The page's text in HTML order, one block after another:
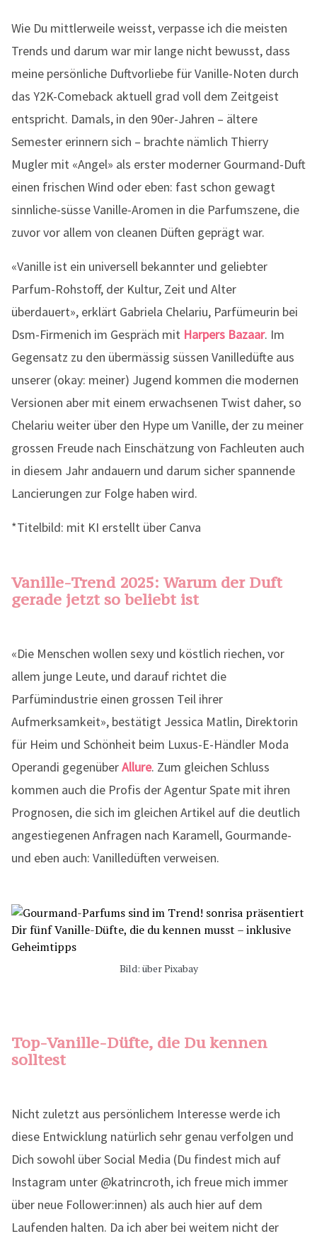
Wie Du mittlerweile weisst, verpasse ich die meisten
Trends und darum war mir lange nicht bewusst, dass
meine persönliche Duftvorliebe für Vanille-Noten durch
das Y2K-Comeback aktuell grad voll dem Zeitgeist
entspricht. Damals, in den 90er-Jahren – ältere
Semester erinnern sich – brachte nämlich Thierry
Mugler mit «Angel» als erster moderner Gourmand-Duft
einen frischen Wind oder eben: fast schon gewagt
sinnliche-süsse Vanille-Aromen in die Parfumszene, die
zuvor vor allem von cleanen Düften geprägt war.
«Vanille ist ein universell bekannter und geliebter
Parfum-Rohstoff, der Kultur, Zeit und Alter
überdauert», erklärt Gabriela Chelariu, Parfümeurin bei
Dsm-Firmenich im Gespräch mit Harpers Bazaar. Im
Gegensatz zu den übermässig süssen Vanilledüfte aus
unserer (okay: meiner) Jugend kommen die modernen
Versionen aber mit einem erwachsenen Twist daher, so
Chelariu weiter über den Hype um Vanille, der zu meiner
grossen Freude nach Einschätzung von Fachleuten auch
in diesem Jahr andauern und darum sicher spannende
Lancierungen zur Folge haben wird.
*Titelbild: mit KI erstellt über Canva
Vanille-Trend 2025: Warum der Duft
gerade jetzt so beliebt ist
«Die Menschen wollen sexy und köstlich riechen, vor
allem junge Leute, und darauf richtet die
Parfümindustrie einen grossen Teil ihrer
Aufmerksamkeit», bestätigt Jessica Matlin, Direktorin
für Heim und Schönheit beim Luxus-E-Händler Moda
Operandi gegenüberAllure. Zum gleichen Schluss
kommen auch die Profis der Agentur Spate mit ihren
Prognosen, die sich im gleichen Artikel auf die deutlich
angestiegenen Anfragen nach Karamell, Gourmande-
und eben auch: Vanilledüften verweisen.
Bild: über Pixabay
Top-Vanille-Düfte, die Du kennen
solltest
Nicht zuletzt aus persönlichem Interesse werde ich
diese Entwicklung natürlich sehr genau verfolgen und
Dich sowohl über Social Media (Du findest mich auf
Instagram unter @katrincroth, ich freue mich immer
über neue Follower:innen) als auch hier auf dem
Laufenden halten. Da ich aber bei weitem nicht der